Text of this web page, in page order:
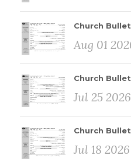
Church
Aug 01
Church
Jul 25 2026
Church
Jul 18 2026